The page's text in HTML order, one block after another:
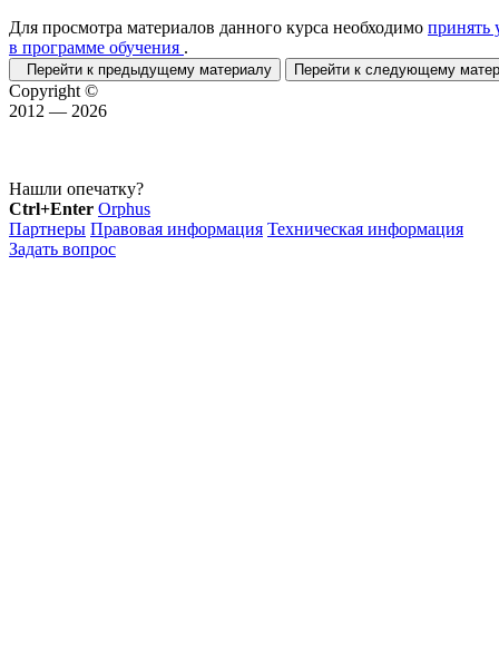
Для просмотра материалов данного курса необходимо принять
в программе обучения .
Перейти к предыдущему материалу Перейти к следующему
Copyright ©
2012 — 2026
Нашли опечатку?
Ctrl+Enter Orphus
Партнеры Правовая информация Техническая информация
Задать вопрос